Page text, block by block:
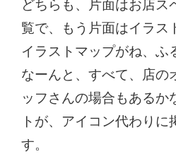
どちらも、片面はお店ス
覧で、もう片面はイラス
イラストマップがね、ふ
なーんと、すべて、店の
ッフさんの場合もあるか
トが、アイコン代わり
す。